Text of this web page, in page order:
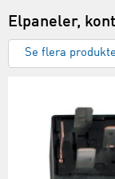
Elpaneler,
Se flera